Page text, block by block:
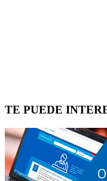
TE PUEDE